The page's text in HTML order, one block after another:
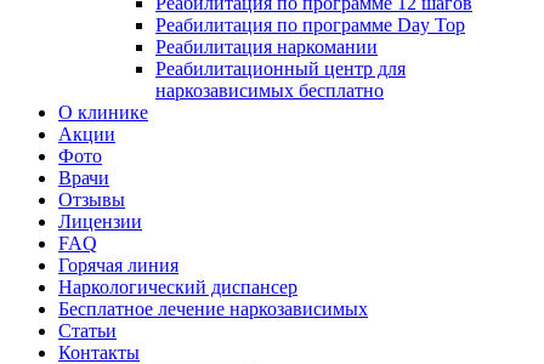
Реабилитация по программе Day Top
Реабилитация наркомании
Реабилитационный центр для
наркозависимых бесплатно
О клинике
Акции
Фото
Врачи
Отзывы
Лицензии
FAQ
Горячая линия
Наркологический диспансер
Бесплатное лечение наркозависимых
Статьи
Контакты